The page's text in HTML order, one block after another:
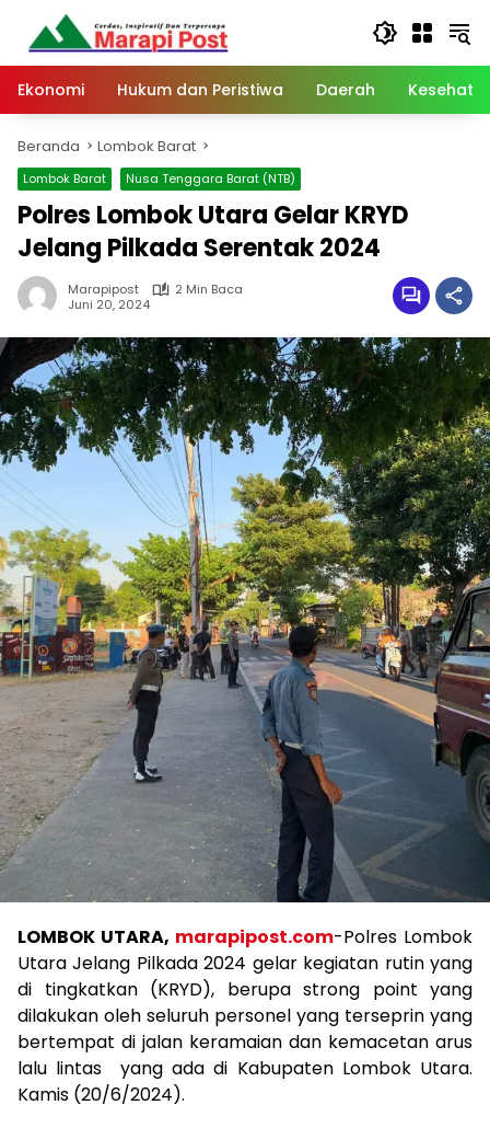
Langsung
konten
Ekonomi
Hukum dan Peristiwa Daerah
Beranda Lombok Barat
Lombok Barat Nusa Tenggara Barat (NTB)
Polres Lombok Utara Gelar KRYD
Jelang Pilkada Serentak 2024
Marapipost
2 Min Baca
Juni 20, 2024
LOMBOK UTARA, marapipost.com-Polres Lombok
Utara Jelang Pilkada 2024 gelar kegiatan rutin yang
di tingkatkan (KRYD), berupa strong point yang
dilakukan oleh seluruh personel yang terseprin yang
bertempat di jalan keramaian dan kemacetan arus
lalu lintas yang ada di Kabupaten Lombok Utara.
Kamis (20/6/2024).